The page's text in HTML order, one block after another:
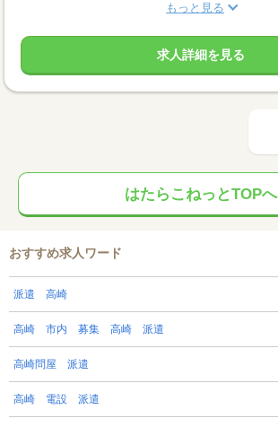
もっと見る
求人詳細を見る
はたらこねっとTOPへ
おすすめ求人ワード
派遣 高崎
高崎 市内 募集 高崎 派遣
高崎問屋 派遣
高崎 電設 派遣